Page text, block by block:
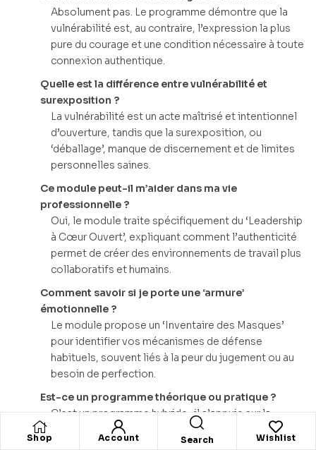
Absolument pas. Le programme démontre que la
vulnérabilité est, au contraire, l’expression la plus
pure du courage et une condition nécessaire à toute
connexion authentique.
Quelle est la différence entre vulnérabilité et
surexposition ?
La vulnérabilité est un acte maîtrisé et intentionnel
d’ouverture, tandis que la surexposition, ou
‘déballage’, manque de discernement et de limites
personnelles saines.
Ce module peut-il m’aider dans ma vie
professionnelle ?
Oui, le module traite spécifiquement du ‘Leadership
à Cœur Ouvert’, expliquant comment l’authenticité
permet de créer des environnements de travail plus
collaboratifs et humains.
Comment savoir si je porte une ‘armure’
émotionnelle ?
Le module propose un ‘Inventaire des Masques’
pour identifier vos mécanismes de défense
habituels, souvent liés à la peur du jugement ou au
besoin de perfection.
Est-ce un programme théorique ou pratique ?
C’est un programme hybride : il s’appuie sur la
psychologie sociale tout en proposant des ‘Rituels
quotidiens de vulnérabilité’ pour une mise en
Shop Account Search Wishlist